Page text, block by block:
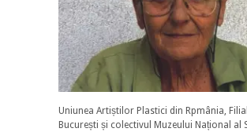
Uniunea Artiștilor Plastici din Rpmânia,
București și colectivul Muzeului Național al